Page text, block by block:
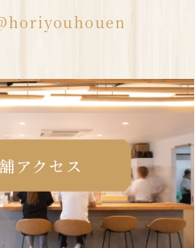
アクセス